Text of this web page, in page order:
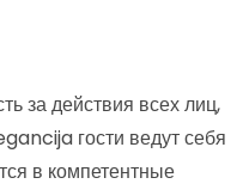
за действия всех лиц,
гости ведут себя
в компетентные